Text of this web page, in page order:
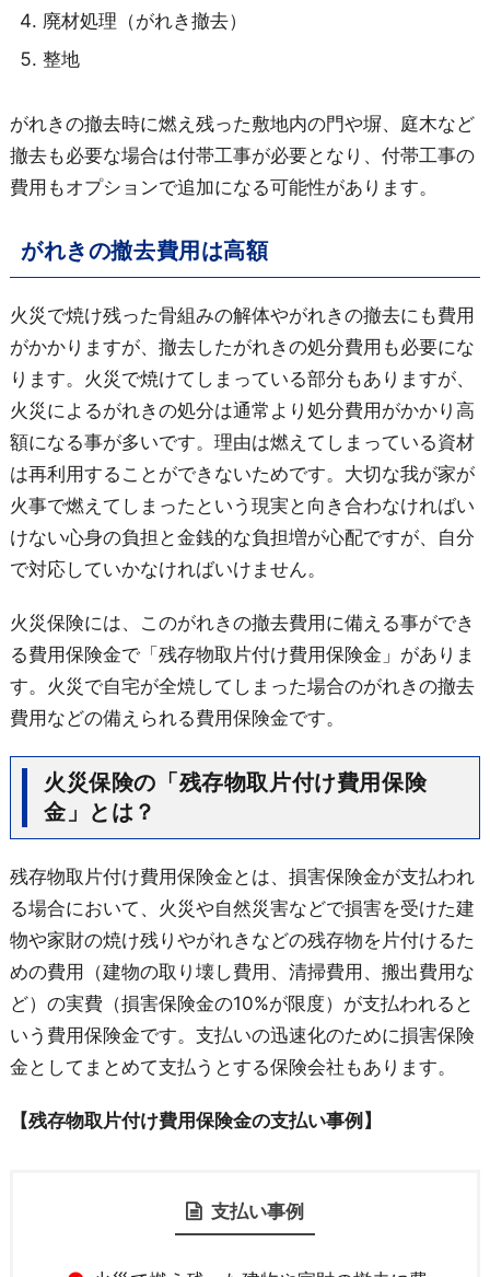
廃材処理（がれき撤去）
整地
がれきの撤去時に燃え残った敷地内の門や塀、庭木など
撤去も必要な場合は付帯工事が必要となり、付帯工事の
費用もオプションで追加になる可能性があります。
がれきの撤去費用は高額
火災で焼け残った骨組みの解体やがれきの撤去にも費用
がかかりますが、撤去したがれきの処分費用も必要にな
ります。火災で焼けてしまっている部分もありますが、
火災によるがれきの処分は通常より処分費用がかかり高
額になる事が多いです。理由は燃えてしまっている資材
は再利用することができないためです。大切な我が家が
火事で燃えてしまったという現実と向き合わなければい
けない心身の負担と金銭的な負担増が心配ですが、自分
で対応していかなければいけません。
火災保険には、このがれきの撤去費用に備える事ができ
る費用保険金で「残存物取片付け費用保険金」がありま
す。火災で自宅が全焼してしまった場合のがれきの撤去
費用などの備えられる費用保険金です。
火災保険の「残存物取片付け費用保険
金」とは？
残存物取片付け費用保険金とは、損害保険金が支払われ
る場合において、火災や自然災害などで損害を受けた建
物や家財の焼け残りやがれきなどの残存物を片付けるた
めの費用（建物の取り壊し費用、清掃費用、搬出費用な
ど）の実費（損害保険金の10%が限度）が支払われると
いう費用保険金です。支払いの迅速化のために損害保険
金としてまとめて支払うとする保険会社もあります。
【残存物取片付け費用保険金の支払い事例】
支払い事例